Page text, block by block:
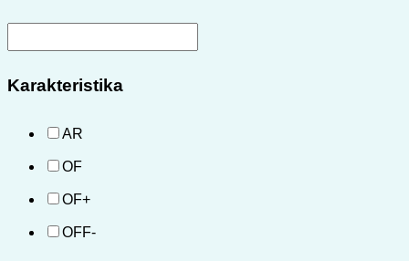
Karakteristika
AR
OF
OF+
OFF-